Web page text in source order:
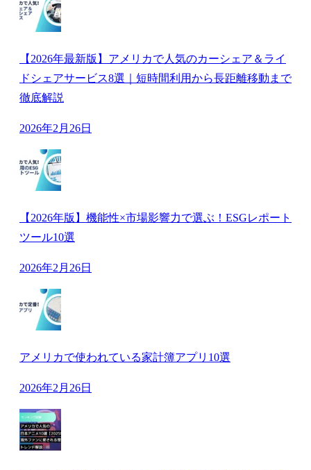
【2026年最新版】アメリカで人気のカーシェア＆ライ
ドシェアサービス8選｜短時間利用から長距離移動まで
徹底解説
2026年2月26日
【2026年版】機能性×市場影響力で選ぶ！ESGレポート
ツール10選
2026年2月26日
アメリカで使われている家計簿アプリ10選
2026年2月26日